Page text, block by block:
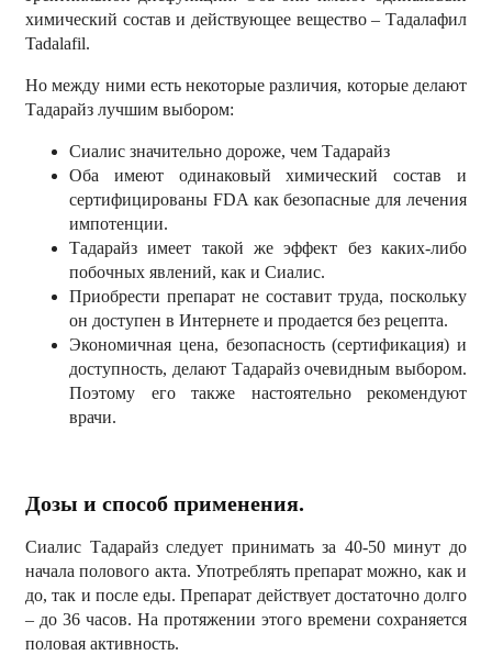
химический состав и действующее вещество – Тадалафил
Tadalafil.
Но между ними есть некоторые различия, которые делают
Тадарайз лучшим выбором:
Сиалис значительно дороже, чем Тадарайз
Оба имеют одинаковый химический состав и
сертифицированы FDA как безопасные для лечения
импотенции.
Тадарайз имеет такой же эффект без каких-либо
побочных явлений, как и Сиалис.
Приобрести препарат не составит труда, поскольку
он доступен в Интернете и продается без рецепта.
Экономичная цена, безопасность (сертификация) и
доступность, делают Тадарайз очевидным выбором.
Поэтому его также настоятельно рекомендуют
врачи.
Дозы и способ применения.
Сиалис Тадарайз следует принимать за 40-50 минут до
начала полового акта. Употреблять препарат можно, как и
до, так и после еды. Препарат действует достаточно долго
– до 36 часов. На протяжении этого времени сохраняется
половая активность.